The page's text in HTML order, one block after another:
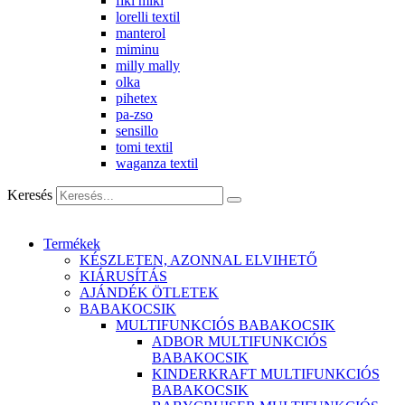
lorelli textil
manterol
miminu
milly mally
olka
pihetex
pa-zso
sensillo
tomi textil
waganza textil
Keresés
Termékek
KÉSZLETEN, AZONNAL ELVIHETŐ
KIÁRUSÍTÁS
AJÁNDÉK ÖTLETEK
BABAKOCSIK
MULTIFUNKCIÓS BABAKOCSIK
ADBOR MULTIFUNKCIÓS
BABAKOCSIK
KINDERKRAFT MULTIFUNKCIÓS
BABAKOCSIK